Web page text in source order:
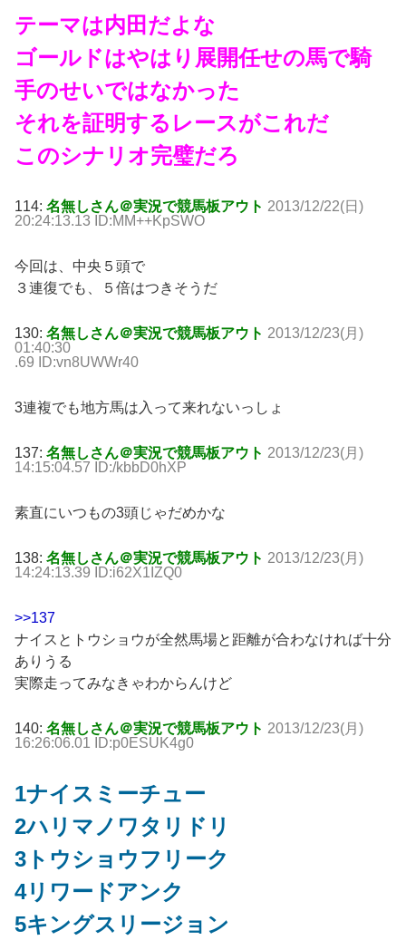
テーマは内田だよな
ゴールドはやはり展開任せの馬で騎
手のせいではなかった
それを証明するレースがこれだ
このシナリオ完璧だろ
114: 名無しさん＠実況で競馬板アウト 2013/12/22(日)
20:24:13.13 ID:MM++KpSWO
今回は、中央５頭で
３連復でも、５倍はつきそうだ
130: 名無しさん＠実況で競馬板アウト 2013/12/23(月)
01:40:30
.69 ID:vn8UWWr40
3連複でも地方馬は入って来れないっしょ
137: 名無しさん＠実況で競馬板アウト 2013/12/23(月)
14:15:04.57 ID:/kbbD0hXP
素直にいつもの3頭じゃだめかな
138: 名無しさん＠実況で競馬板アウト 2013/12/23(月)
14:24:13.39 ID:i62X1IZQ0
>>137
ナイスとトウショウが全然馬場と距離が合わなければ十分
ありうる
実際走ってみなきゃわからんけど
140: 名無しさん＠実況で競馬板アウト 2013/12/23(月)
16:26:06.01 ID:p0ESUK4g0
1ナイスミーチュー
2ハリマノワタリドリ
3トウショウフリーク
4リワードアンク
5キングスリージョン